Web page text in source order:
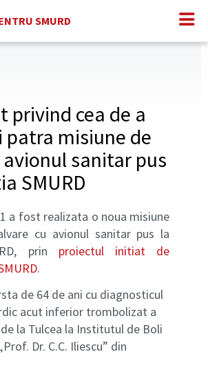
SMURD
privind cea de a
patra misiune de
sanitar pus
SMURD
a fost realizata o noua misiune
cu avionul sanitar pus la
prin proiectul initiat de
.
de 64 de ani cu diagnosticul
acut inferior trombolizat a
la Tulcea la Institutul de Boli
Dr. C.C. Iliescu” din